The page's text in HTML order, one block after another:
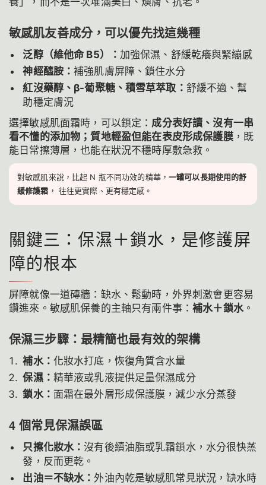
敏感肌友善成分，可以優先找這幾種
泛醇（維他命 B5）： 加強保濕、舒緩乾癢與緊繃感
神經醯胺：補強肌膚屏障、鎖住水分
紅沒藥醇、β-葡聚糖、積雪草萃取： 舒緩不適、幫
助穩定膚況
選擇敏感肌面霜時，可以鎖定： 成分表好讀、沒有一串
看不懂的添加物；質地輕盈但能在表皮形成保護膜，既
能日常擦薄層，也能在狀況不穩時厚敷急救。
對敏感肌來說，比起 N 瓶不同功效的精華， 一罐可以長期使用的舒
緩修護霜 ， 往往更實際、更有穩定感。
關鍵三：保濕＋鎖水，是修護屏
障的根本
屏障就像一道磚牆：缺水、鬆動時，外界刺激會更容易
鑽進來。敏感肌保養的主軸只有兩件事：補水＋鎖水。
保濕三步驟：最精簡也最有效的架構
補水： 化妝水打底，恢復角質含水量
保濕： 精華液或乳液提供足量保濕成分
鎖水： 面霜在最外層形成保護膜，減少水分蒸發
4 個常見保濕誤區
只擦化妝水：沒有後續油脂或乳霜鎖水，水分很快蒸
發，反而更乾。
出油＝不缺水： 外油內乾是敏感肌常見狀況，缺水時